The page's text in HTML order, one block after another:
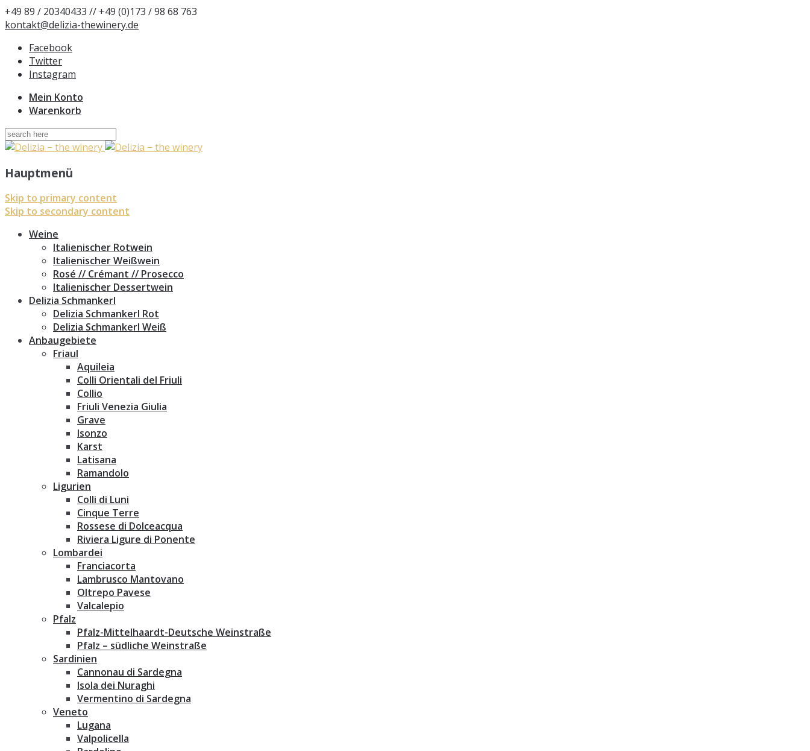
+49 89 / 20340433 // +49 (0)173 / 98 68 763
kontakt@delizia-thewinery.de
Facebook
Twitter
Instagram
Mein Konto
Warenkorb
Suchen
nach:
Hauptmenü
Skip to primary content
Skip to secondary content
Weine
Italienischer Rotwein
Italienischer Weißwein
Rosé // Crémant // Prosecco
Italienischer Dessertwein
Delizia Schmankerl
Delizia Schmankerl Rot
Delizia Schmankerl Weiß
Anbaugebiete
Friaul
Aquileia
Colli Orientali del Friuli
Collio
Friuli Venezia Giulia
Grave
Isonzo
Karst
Latisana
Ramandolo
Ligurien
Colli di Luni
Cinque Terre
Rossese di Dolceacqua
Riviera Ligure di Ponente
Lombardei
Franciacorta
Lambrusco Mantovano
Oltrepo Pavese
Valcalepio
Pfalz
Pfalz-Mittelhaardt-Deutsche Weinstraße
Pfalz – südliche Weinstraße
Sardinien
Cannonau di Sardegna
Isola dei Nuraghi
Vermentino di Sardegna
Veneto
Lugana
Valpolicella